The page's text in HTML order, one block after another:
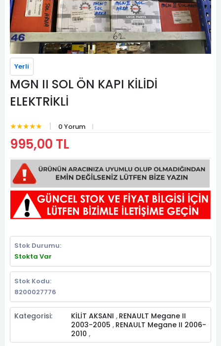
Yerli
MGN II SOL ÖN KAPI KİLİDİ
ELEKTRİKLİ
★★★★★ 0 Yorum
995,00 TL
Stok Durumu:
Stokta Var
Stok Kodu:
8200027776
Kategorisi: KİLİT AKSANI , RENAULT Megane II
2003-2005 , RENAULT Megane II 2006-
2010 ,